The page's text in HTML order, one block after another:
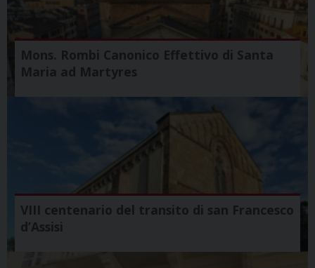
Mons. Rombi Canonico Effettivo di Santa
Maria ad Martyres
VIII centenario del transito di san Francesco
d’Assisi